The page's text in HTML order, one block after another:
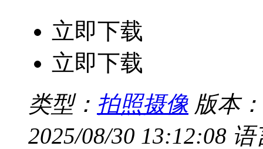
立即下载
立即下载
类型： 拍照摄像 版本
2025/08/30 13:12:08 语